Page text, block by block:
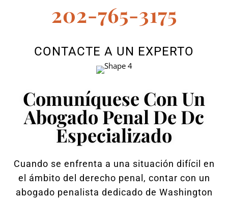
202-765-3175
CONTACTE A UN EXPERTO
Comuníquese Con Un
Abogado Penal De Dc
Especializado
Cuando se enfrenta a una situación difícil en
el ámbito del derecho penal, contar con un
abogado penalista dedicado de Washington